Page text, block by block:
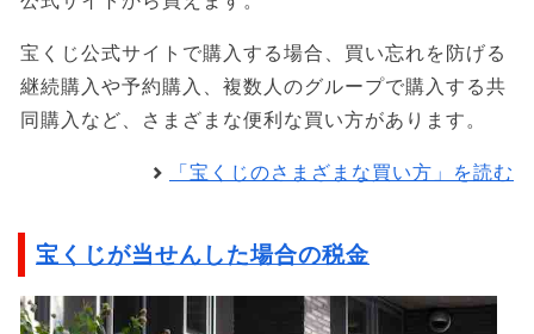
宝くじ公式サイトで購入する場合、買い忘れを防げる
継続購入や予約購入、複数人のグループで購入する共
同購入など、さまざまな便利な買い方があります。
「宝くじのさまざまな買い方」を読む
宝くじが当せんした場合の税金